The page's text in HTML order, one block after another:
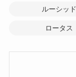
ルーシッド
ロータス